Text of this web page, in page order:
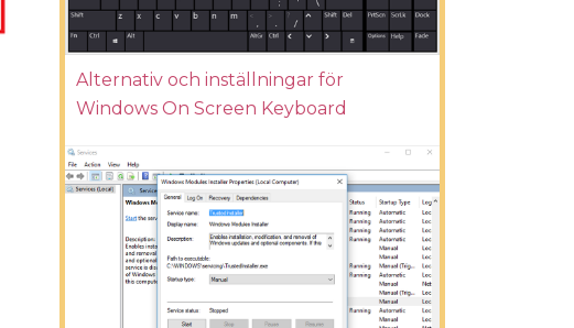
Alternativ och inställningar för
Windows On Screen Keyboard